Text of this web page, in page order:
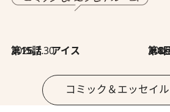
2026.7.30
第15話 アイス 第8回「同
コミック＆エッセイ